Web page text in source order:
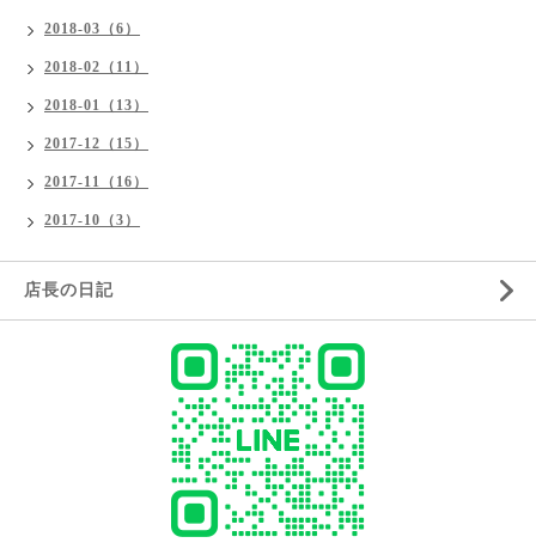
2018-03（6）
2018-02（11）
2018-01（13）
2017-12（15）
2017-11（16）
2017-10（3）
店長の日記